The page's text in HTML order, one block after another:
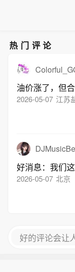
热门评论
油价涨了，但
2026-05-07 江苏
好消息：我们
2026-05-07 北京
好的评论会让